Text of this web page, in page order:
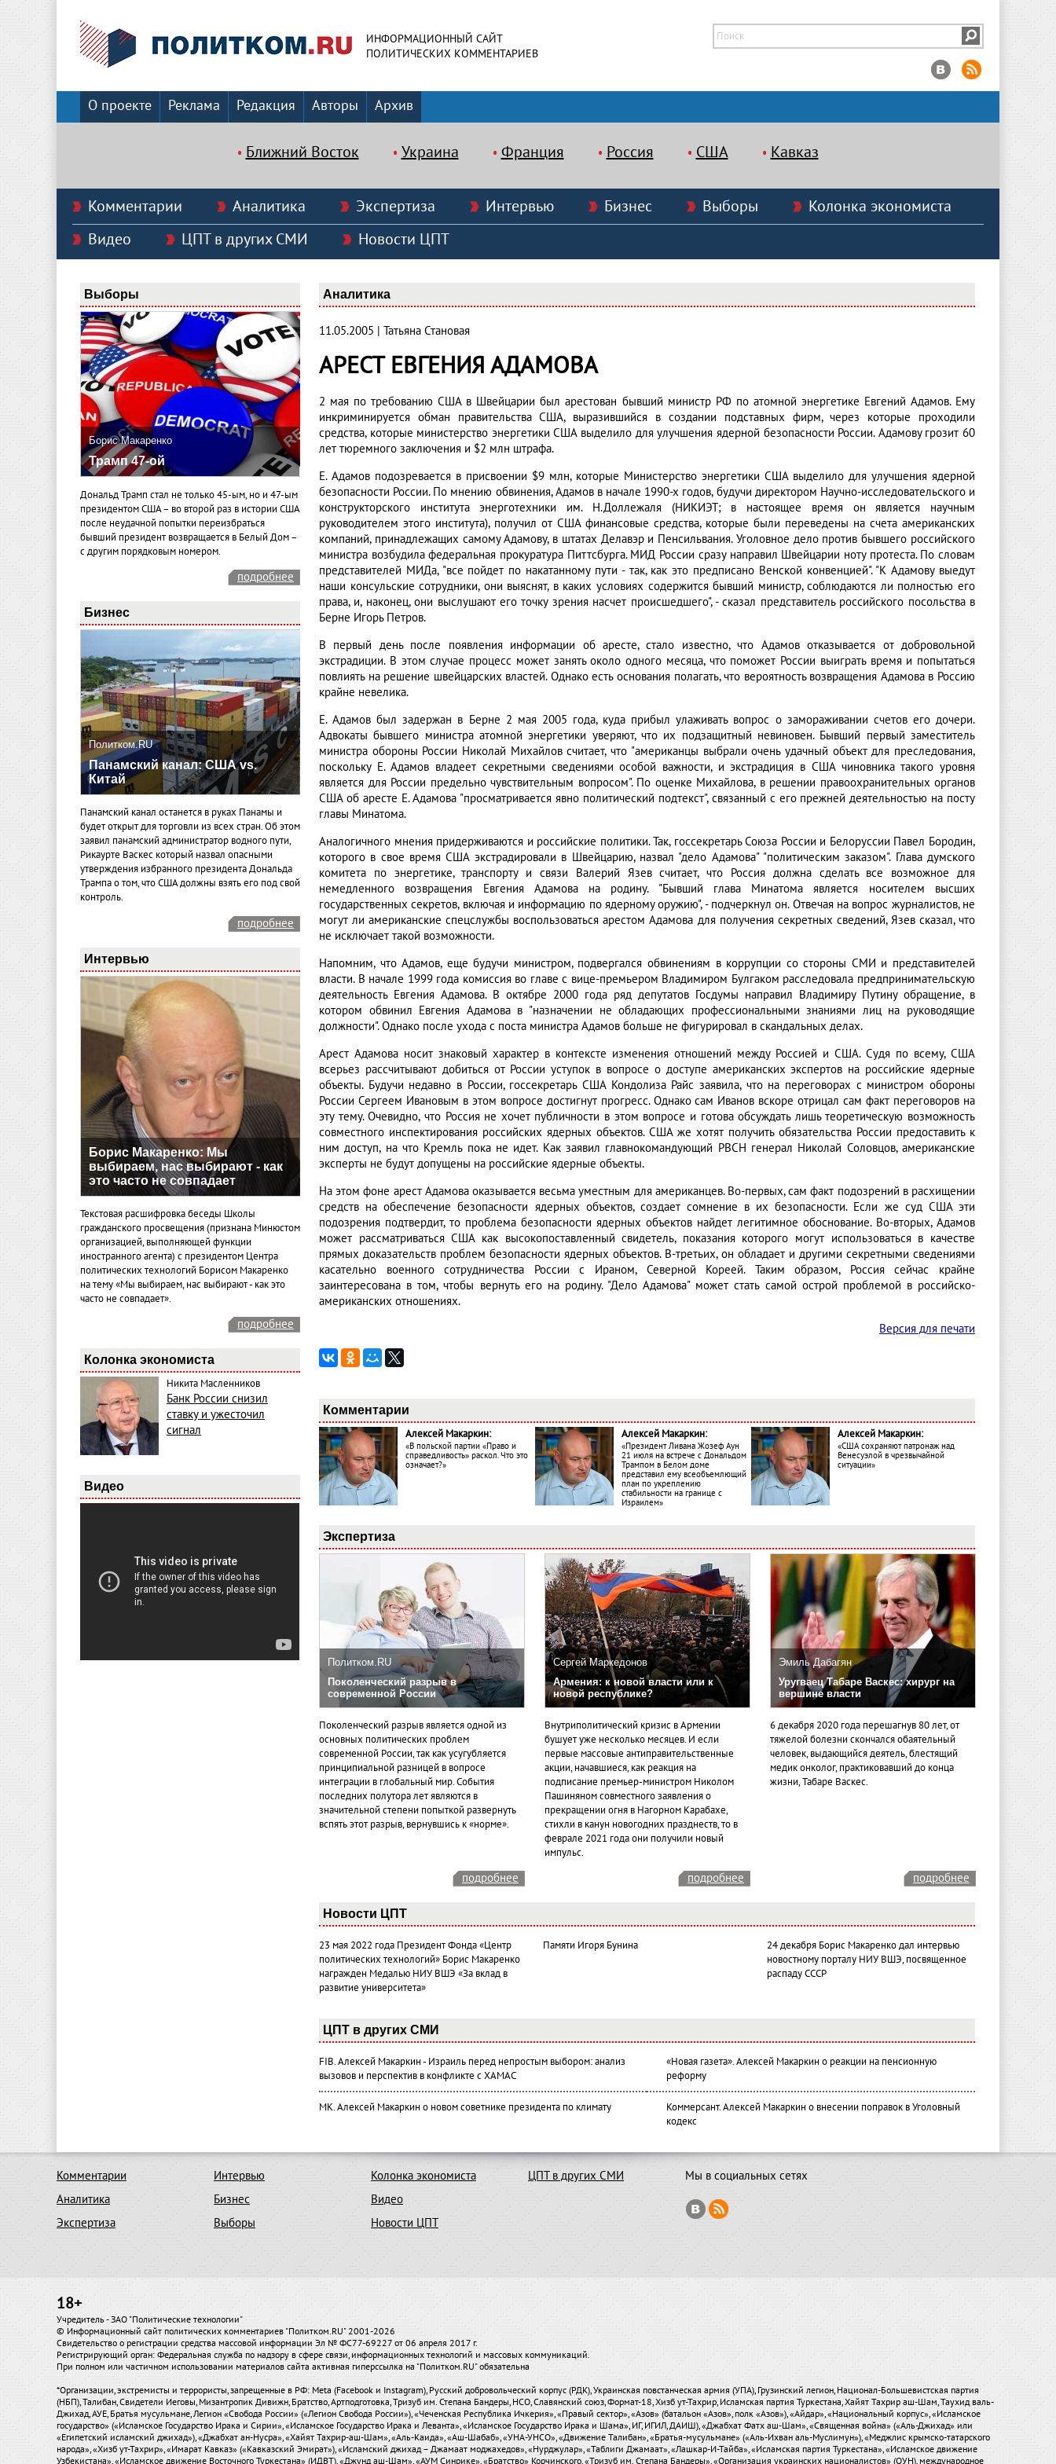
ИНФОРМАЦИОННЫЙ САЙТ
ПОЛИТИЧЕСКИХ КОММЕНТАРИЕВ
О проекте Реклама Редакция Авторы Архив
Ближний Восток Украина Франция Россия США Кавказ
Комментарии Аналитика Экспертиза Интервью Бизнес Выборы
Колонка экономиста
Видео
ЦПТ в других СМИ Новости ЦПТ
Выборы
Борис Макаренко
Трамп 47-ой
Дональд Трамп стал не только 45-ым, но и 47-ым
президентом США – во второй раз в истории США
после неудачной попытки переизбраться
бывший президент возвращается в Белый Дом –
с другим порядковым номером.
подробнее
Бизнес
Политком.RU
Панамский канал: США vs.
Китай
Панамский канал останется в руках Панамы и
будет открыт для торговли из всех стран. Об этом
заявил панамский администратор водного пути,
Рикаурте Васкес который назвал опасными
утверждения избранного президента Дональда
Трампа о том, что США должны взять его под свой
контроль.
подробнее
Интервью
Борис Макаренко: Мы
выбираем, нас выбирают - как
это часто не совпадает
Текстовая расшифровка беседы Школы
гражданского просвещения (признана Минюстом
организацией, выполняющей функции
иностранного агента) с президентом Центра
политических технологий Борисом Макаренко
на тему «Мы выбираем, нас выбирают - как это
часто не совпадает».
подробнее
Колонка экономиста
Никита Масленников
Банк России снизил
ставку и ужесточил
сигнал
Видео
Аналитика
11.05.2005 | Татьяна Становая
АРЕСТ ЕВГЕНИЯ АДАМОВА
2 мая по требованию США в Швейцарии был арестован бывший министр РФ по атомной энергетике Евгений Адамов. Ему
инкриминируется обман правительства США, выразившийся в создании подставных фирм, через которые проходили
средства, которые министерство энергетики США выделило для улучшения ядерной безопасности России. Адамову грозит 60
лет тюремного заключения и $2 млн штрафа.
Е. Адамов подозревается в присвоении $9 млн, которые Министерство энергетики США выделило для улучшения ядерной
безопасности России. По мнению обвинения, Адамов в начале 1990-х годов, будучи директором Научно-исследовательского и
конструкторского института энерготехники им. Н.Доллежаля (НИКИЭТ; в настоящее время он является научным
руководителем этого института), получил от США финансовые средства, которые были переведены на счета американских
компаний, принадлежащих самому Адамову, в штатах Делавэр и Пенсильвания. Уголовное дело против бывшего российского
министра возбудила федеральная прокуратура Питтсбурга. МИД России сразу направил Швейцарии ноту протеста. По словам
представителей МИДа, "все пойдет по накатанному пути - так, как это предписано Венской конвенцией". "К Адамову выедут
наши консульские сотрудники, они выяснят, в каких условиях содержится бывший министр, соблюдаются ли полностью его
права, и, наконец, они выслушают его точку зрения насчет происшедшего", - сказал представитель российского посольства в
Берне Игорь Петров.
В первый день после появления информации об аресте, стало известно, что Адамов отказывается от добровольной
экстрадиции. В этом случае процесс может занять около одного месяца, что поможет России выиграть время и попытаться
повлиять на решение швейцарских властей. Однако есть основания полагать, что вероятность возвращения Адамова в Россию
крайне невелика.
Е. Адамов был задержан в Берне 2 мая 2005 года, куда прибыл улаживать вопрос о замораживании счетов его дочери.
Адвокаты бывшего министра атомной энергетики уверяют, что их подзащитный невиновен. Бывший первый заместитель
министра обороны России Николай Михайлов считает, что "американцы выбрали очень удачный объект для преследования,
поскольку Е. Адамов владеет секретными сведениями особой важности, и экстрадиция в США чиновника такого уровня
является для России предельно чувствительным вопросом". По оценке Михайлова, в решении правоохранительных органов
США об аресте Е. Адамова "просматривается явно политический подтекст", связанный с его прежней деятельностью на посту
главы Минатома.
Аналогичного мнения придерживаются и российские политики. Так, госсекретарь Союза России и Белоруссии Павел Бородин,
которого в свое время США экстрадировали в Швейцарию, назвал "дело Адамова" "политическим заказом". Глава думского
комитета по энергетике, транспорту и связи Валерий Язев считает, что Россия должна сделать все возможное для
немедленного возвращения Евгения Адамова на родину. "Бывший глава Минатома является носителем высших
государственных секретов, включая и информацию по ядерному оружию", - подчеркнул он. Отвечая на вопрос журналистов, не
могут ли американские спецслужбы воспользоваться арестом Адамова для получения секретных сведений, Язев сказал, что
не исключает такой возможности.
Напомним, что Адамов, еще будучи министром, подвергался обвинениям в коррупции со стороны СМИ и представителей
власти. В начале 1999 года комиссия во главе с вице-премьером Владимиром Булгаком расследовала предпринимательскую
деятельность Евгения Адамова. В октябре 2000 года ряд депутатов Госдумы направил Владимиру Путину обращение, в
котором обвинил Евгения Адамова в "назначении не обладающих профессиональными знаниями лиц на руководящие
должности". Однако после ухода с поста министра Адамов больше не фигурировал в скандальных делах.
Арест Адамова носит знаковый характер в контексте изменения отношений между Россией и США. Судя по всему, США
всерьез рассчитывают добиться от России уступок в вопросе о доступе американских экспертов на российские ядерные
объекты. Будучи недавно в России, госсекретарь США Кондолиза Райс заявила, что на переговорах с министром обороны
России Сергеем Ивановым в этом вопросе достигнут прогресс. Однако сам Иванов вскоре отрицал сам факт переговоров на
эту тему. Очевидно, что Россия не хочет публичности в этом вопросе и готова обсуждать лишь теоретическую возможность
совместного инспектирования российских ядерных объектов. США же хотят получить обязательства России предоставить к
ним доступ, на что Кремль пока не идет. Как заявил главнокомандующий РВСН генерал Николай Соловцов, американские
эксперты не будут допущены на российские ядерные объекты.
На этом фоне арест Адамова оказывается весьма уместным для американцев. Во-первых, сам факт подозрений в расхищении
средств на обеспечение безопасности ядерных объектов, создает сомнение в их безопасности. Если же суд США эти
подозрения подтвердит, то проблема безопасности ядерных объектов найдет легитимное обоснование. Во-вторых, Адамов
может рассматриваться США как высокопоставленный свидетель, показания которого могут использоваться в качестве
прямых доказательств проблем безопасности ядерных объектов. В-третьих, он обладает и другими секретными сведениями
касательно военного сотрудничества России с Ираном, Северной Кореей. Таким образом, Россия сейчас крайне
заинтересована в том, чтобы вернуть его на родину. "Дело Адамова" может стать самой острой проблемой в российско-
американских отношениях.
Версия для печати
Комментарии
Алексей Макаркин:
«В польской партии «Право и
справедливость» раскол. Что это
означает?»
Алексей Макаркин:
«Президент Ливана Жозеф Аун
21 июля на встрече с Дональдом
Трампом в Белом доме
представил ему всеобъемлющий
план по укреплению
стабильности на границе с
Израилем»
Алексей Макаркин:
«США сохраняют патронаж над
Венесуэлой в чрезвычайной
ситуации»
Экспертиза
Политком.RU
Поколенческий разрыв в
современной России
Поколенческий разрыв является одной из
основных политических проблем
современной России, так как усугубляется
принципиальной разницей в вопросе
интеграции в глобальный мир. События
последних полутора лет являются в
значительной степени попыткой развернуть
вспять этот разрыв, вернувшись к «норме».
Сергей Маркедонов
Армения: к новой власти или к
новой республике?
Внутриполитический кризис в Армении
бушует уже несколько месяцев. И если
первые массовые антиправительственные
акции, начавшиеся, как реакция на
подписание премьер-министром Николом
Пашиняном совместного заявления о
прекращении огня в Нагорном Карабахе,
стихли в канун новогодних празднеств, то в
феврале 2021 года они получили новый
импульс.
Эмиль Дабагян
Уругваец Табаре Васкес: хирург на
вершине власти
6 декабря 2020 года перешагнув 80 лет, от
тяжелой болезни скончался обаятельный
человек, выдающийся деятель, блестящий
медик онколог, практиковавший до конца
жизни, Табаре Васкес.
подробнее подробнее подробнее
Новости ЦПТ
23 мая 2022 года Президент Фонда «Центр
политических технологий» Борис Макаренко
награжден Медалью НИУ ВШЭ «За вклад в
развитие университета»
Памяти Игоря Бунина
24 декабря Борис Макаренко дал интервью
новостному порталу НИУ ВШЭ, посвященное
распаду СССР
ЦПТ в других СМИ
FIB. Алексей Макаркин - Израиль перед непростым выбором: анализ
вызовов и перспектив в конфликте с ХАМАС
«Новая газета». Алексей Макаркин о реакции на пенсионную
реформу
МК. Алексей Макаркин о новом советнике президента по климату
Коммерсант. Алексей Макаркин о внесении поправок в Уголовный
кодекс
Комментарии
Аналитика
Экспертиза
Интервью
Бизнес
Выборы
Колонка экономиста
Видео
Новости ЦПТ
ЦПТ в других СМИ Мы в социальных сетях
18+
Учредитель - ЗАО "Политические технологии"
© Информационный сайт политических комментариев "Политком.RU" 2001-2026
Свидетельство о регистрации средства массовой информации Эл № ФС77-69227 от 06 апреля 2017 г.
Регистрирующий орган: Федеральная служба по надзору в сфере связи, информационных технологий и массовых коммуникаций.
При полном или частичном использовании материалов сайта активная гиперссылка на "Политком.RU" обязательна
*Организации, экстремисты и террористы, запрещенные в РФ: Meta (Facebook и Instagram), Русский добровольческий корпус (РДК), Украинская повстанческая армия (УПА), Грузинский легион, Национал-Большевистская партия
(НБП), Талибан, Свидетели Иеговы, Мизантропик Дивижн, Братство, Артподготовка, Тризуб им. Степана Бандеры, НСО, Славянский союз, Формат-18, Хизб ут-Тахрир, Исламская партия Туркестана, Хайят Тахрир аш-Шам, Таухид валь-
Джихад, АУЕ, Братья мусульмане, Легион «Свобода России» («Легион Свобода России»), «Чеченская Республика Ичкерия», «Правый сектор», «Азов» (батальон «Азов», полк «Азов»), «Айдар», «Национальный корпус», «Исламское
государство» («Исламское Государство Ирака и Сирии», «Исламское Государство Ирака и Леванта», «Исламское Государство Ирака и Шама», ИГ, ИГИЛ, ДАИШ), «Джабхат Фатх аш-Шам», «Священная война» («Аль-Джихад» или
«Египетский исламский джихад»), «Джабхат ан-Нусра», «Хайят Тахрир-аш-Шам», «Аль-Каида», «Аш-Шабаб», «УНА-УНСО», «Движение Талибан», «Братья-мусульмане» («Аль-Ихван аль-Муслимун»), «Меджлис крымско-татарского
народа», «Хизб ут-Тахрир», «Имарат Кавказ» («Кавказский Эмират»), «Исламский джихад – Джамаат моджахедов», «Нурджулар», «Таблиги Джамаат», «Лашкар-И-Тайба», «Исламская партия Туркестана», «Исламское движение
Узбекистана», «Исламское движение Восточного Туркестана» (ИДВТ), «Джунд аш-Шам», «АУМ Синрике», «Братство» Корчинского, «Тризуб им. Степана Бандеры», «Организация украинских националистов» (ОУН), международное